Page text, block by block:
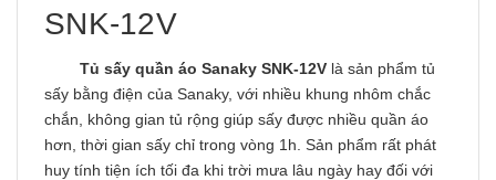
SNK-12V
Tủ sấy quần áo Sanaky SNK-12V là sản phẩm tủ
sấy bằng điện của Sanaky, với nhiều khung nhôm chắc
chắn, không gian tủ rộng giúp sấy được nhiều quần áo
hơn, thời gian sấy chỉ trong vòng 1h. Sản phẩm rất phát
huy tính tiện ích tối đa khi trời mưa lâu ngày hay đối với